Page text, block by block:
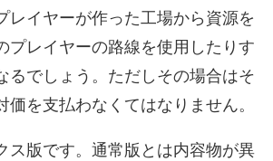
レイヤーが作った工場から資源を
プレイヤーの路線を使用したりす
るでしょう。ただしその場合はそ
価を支払わなくてはなりません。
ス版です。通常版とは内容物が異